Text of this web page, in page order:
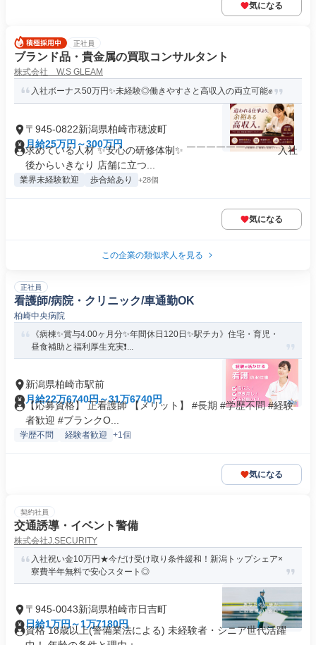
気になる
正社員
ブランド品・貴金属の買取コンサルタント
株式会社 W.S GLEAM
入社ボーナス50万円✨未経験◎働きやすさと高収入の両立可能✊
〒945-0822新潟県柏崎市穂波町
月給25万円～300万円
求めている人材 ✨安心の研修体制✨ ￣￣￣￣￣￣￣￣￣ 入社
後からいきなり 店舗に立つ...
業界未経験歓迎 歩合給あり +28個
気になる
この企業の類似求人を見る
正社員
看護師/病院・クリニック/車通勤OK
柏崎中央病院
《病棟✨賞与4.00ヶ月分✨年間休日120日✨駅チカ》住宅・育児・
昼食補助と福利厚生充実❗...
新潟県柏崎市駅前
月給22万6740円～31万6740円
【応募資格】 正看護師 【メリット】 #長期 #学歴不問 #経験
者歓迎 #ブランクO...
学歴不問 経験者歓迎 +1個
気になる
契約社員
交通誘導・イベント警備
株式会社J.SECURITY
入社祝い金10万円★今だけ受け取り条件緩和！新潟トップシェア×
寮費半年無料で安心スタート◎
〒945-0043新潟県柏崎市日吉町
日給1万円～1万7180円
資格 18歳以上(警備業法による) 未経験者・シニア世代活躍